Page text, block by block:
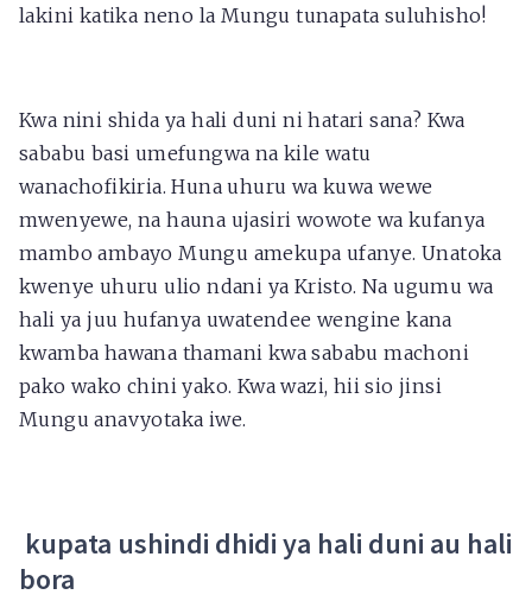
lakini katika neno la Mungu tunapata suluhisho!
Kwa nini shida ya hali duni ni hatari sana? Kwa
sababu basi umefungwa na kile watu
wanachofikiria. Huna uhuru wa kuwa wewe
mwenyewe, na hauna ujasiri wowote wa kufanya
mambo ambayo Mungu amekupa ufanye. Unatoka
kwenye uhuru ulio ndani ya Kristo. Na ugumu wa
hali ya juu hufanya uwatendee wengine kana
kwamba hawana thamani kwa sababu machoni
pako wako chini yako. Kwa wazi, hii sio jinsi
Mungu anavyotaka iwe.
kupata ushindi dhidi ya hali duni au hali
bora